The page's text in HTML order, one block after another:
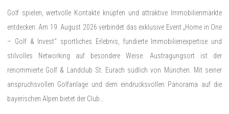
Golf spielen, wertvolle Kontakte knüpfen und attraktive Immobilienmärkte
entdecken: Am 19. August 2026 verbindet das exklusive Event „Home in One
– Golf & Invest“ sportliches Erlebnis, fundierte Immobilienexpertise und
stilvolles Networking auf besondere Weise. Austragungsort ist der
renommierte Golf & Landclub St. Eurach südlich von München. Mit seiner
anspruchsvollen Golfanlage und dem eindrucksvollen Panorama auf die
bayerischen Alpen bietet der Club…